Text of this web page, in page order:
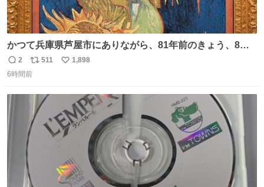
かつて兵庫県芦屋市にありながら、81年前のきょう、8月6
日の阪神大空襲の折に残念ながら焼失した、 #ゴッホ の幻
の「 #ヒマワリ 」。 当館は、東京都にある武者小路実篤記
り陶板で原寸大に再現し、2014年より展示しています。 #
大塚国際美術館
返
信
2
リ
ポ
ト
数
511
い
1,898
6時間前